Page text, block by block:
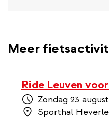
Meer
Ride Leuven
Zondag 23
Sporthal